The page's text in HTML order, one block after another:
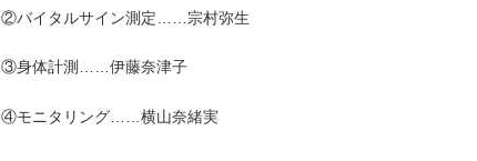
②バイタルサイン測定……宗村弥生
③身体計測……伊藤奈津子
④モニタリング……横山奈緒実